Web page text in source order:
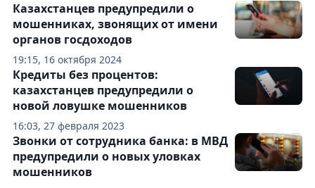
19:15, 16 октября 2024
Казахстанцев предупредили о
мошенниках, звонящих от имени
органов госдоходов
16:03, 27 февраля 2023
Кредиты без процентов:
казахстанцев предупредили о
новой ловушке мошенников
Звонки от сотрудника банка: в МВД
предупредили о новых уловках
мошенников